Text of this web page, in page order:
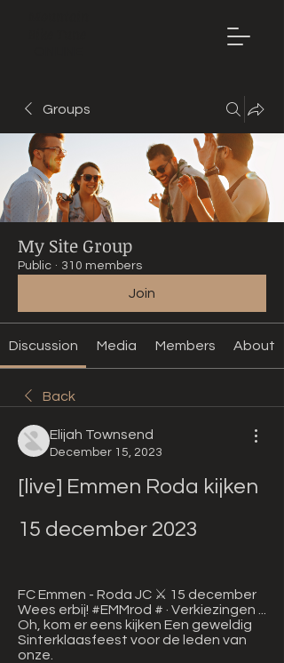
Groups
My Site Group
Public · 310 members
Join
Discussion Media Members About
Back
Elijah Townsend
December 15, 2023
[live] Emmen Roda kijken
15 december 2023
FC Emmen - Roda JC ⚔️ 15 december
Wees erbij! #EMMrod # · Verkiezingen ...
Oh, kom er eens kijken Een geweldig
Sinterklaasfeest voor de leden van
onze.